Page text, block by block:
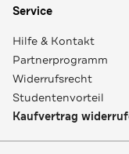
Service
Hilfe & Kontakt
Partnerprogramm
Widerrufsrecht
Studentenvorteil
Kaufvertrag